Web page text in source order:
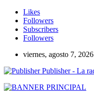
Likes
Followers
Subscribers
Followers
viernes, agosto 7, 2026
Publisher - La